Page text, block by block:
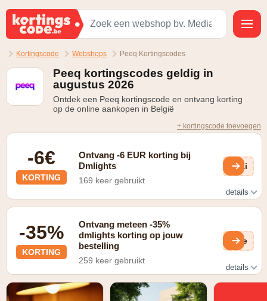
Kortingscode Webshops Peeq Kortingscodes
Peeq kortingscodes geldig in
augustus 2026
Ontdek een Peeq kortingscode en ontvang korting
op de online aankopen in België
+ kortingscode toevoegen
-6€
KORTING
Ontvang -6 EUR korting bij
Dmlights
169 keer gebruikt
OKi
details
-35%
KORTING
Ontvang meteen -35%
dmlights korting op jouw
bestelling
259 keer gebruikt
F7e
details
Geldig op een selectie artikelen op
https://www.dmlights.be/sales gedurende de solden